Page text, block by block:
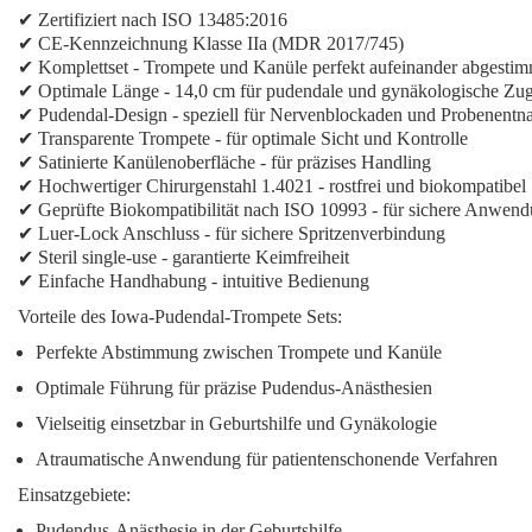
✔ Zertifiziert nach ISO 13485:2016
✔ CE-Kennzeichnung Klasse IIa (MDR 2017/745)
✔ Komplettset - Trompete und Kanüle perfekt aufeinander
✔ Optimale Länge - 14,0 cm für pudendale und gynäkologische
✔ Pudendal-Design - speziell für Nervenblockaden und
✔ Transparente Trompete - für optimale Sicht und Kontrolle
✔ Satinierte Kanülenoberfläche - für präzises Handling
✔ Hochwertiger Chirurgenstahl 1.4021 - rostfrei und biokompatibel
✔ Geprüfte Biokompatibilität nach ISO 10993 - für sichere
✔ Luer-Lock Anschluss - für sichere Spritzenverbindung
✔ Steril single-use - garantierte Keimfreiheit
✔ Einfache Handhabung - intuitive Bedienung
Vorteile des Iowa-Pudendal-Trompete Sets:
Perfekte Abstimmung zwischen Trompete und Kanüle
Optimale Führung für präzise Pudendus-Anästhesien
Vielseitig einsetzbarin Geburtshilfe und Gynäkologie
Atraumatische Anwendung für patientenschonende Verfahren
Einsatzgebiete: